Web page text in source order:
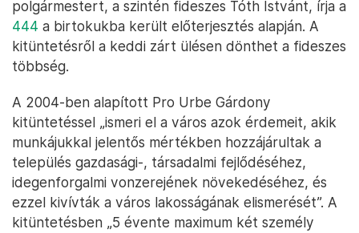
polgármestert, a szintén fideszes Tóth Istvánt, írja a
444 a birtokukba került előterjesztés alapján. A
kitüntetésről a keddi zárt ülésen dönthet a fideszes
többség.
A 2004-ben alapított Pro Urbe Gárdony
kitüntetéssel „ismeri el a város azok érdemeit, akik
munkájukkal jelentős mértékben hozzájárultak a
település gazdasági-, társadalmi fejlődéséhez,
idegenforgalmi vonzerejének növekedéséhez, és
ezzel kivívták a város lakosságának elismerését”. A
kitüntetésben „5 évente maximum két személy